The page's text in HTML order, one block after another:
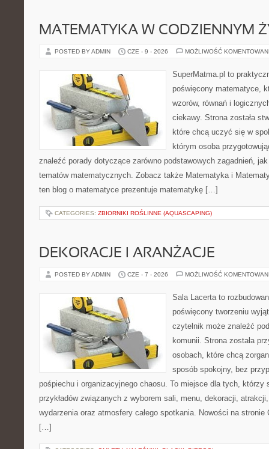
MATEMATYKA W CODZIENNYM
POSTED BY ADMIN CZE - 9 - 2026 MOŻLIWOŚĆ
SuperMatma.pl to
poświęcony matematyce,
wzorów, równań i
ciekawy. Strona została
które chcą uczyć się w
którym osoba
znaleźć porady dotyczące zarówno podstawowych zagadnień,
tematów matematycznych. Zobacz także Matematyka i
ten blog o matematyce prezentuje matematykę […]
CATEGORIES: ZBIORNIKI ROŚLINNE (AQUASCAPING)
DEKORACJE I ARANŻACJE
POSTED BY ADMIN CZE - 7 - 2026 MOŻLIWOŚĆ
Sala Lacerta to
poświęcony tworzeniu
czytelnik może znaleźć
komunii. Strona została
osobach, które chcą
sposób spokojny, bez
pośpiechu i organizacyjnego chaosu. To miejsce dla tych, którzy
przykładów związanych z wyborem sali, menu, dekoracji,
wydarzenia oraz atmosfery całego spotkania. Nowości na
[…]